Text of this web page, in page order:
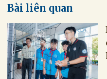
Bài liên quan